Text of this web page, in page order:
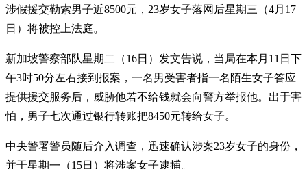
涉假援交勒索男子近8500元，23岁女子落网后星期三（4月17
日）将被控上法庭。
新加坡警察部队星期二（16日）发文告说，当局在本月11日下
午3时50分左右接到报案，一名男受害者指一名陌生女子答应
提供援交服务后，威胁他若不给钱就会向警方举报他。出于害
怕，男子七次通过银行转账把8450元转给女子。
中央警署警员随后介入调查，迅速确认涉案23岁女子的身份，
并于星期一（15日）将涉案女子逮捕。